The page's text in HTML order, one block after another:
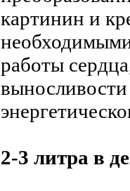
картинин и
работы
2-3 литра в